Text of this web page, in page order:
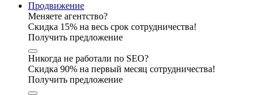
Продвижение
Меняете агентство?
Скидка 15% на весь срок сотрудничества!
Получить предложение
Никогда не работали по SEO?
Скидка 90% на первый месяц сотрудничества!
Получить предложение